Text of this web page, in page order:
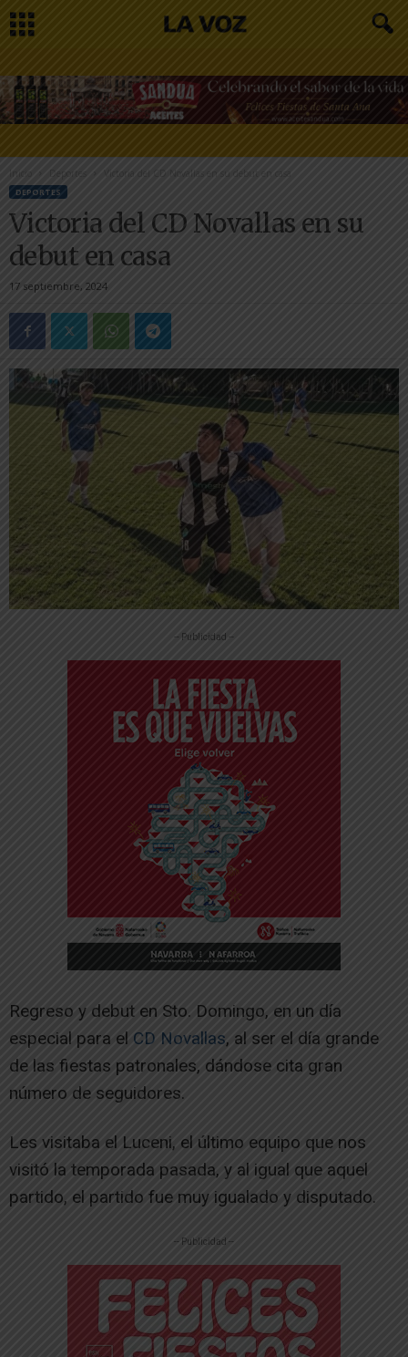
Inicio Victoria del CD Novallas en su debut en casa
DEPORTES
Victoria del CD Novallas en su
debut en casa
17 septiembre, 2024
-- Publicidad --
Regreso y debut en Sto. Domingo, en un día
especial para el CD Novallas, al ser el día grande
de las fiestas patronales, dándose cita gran
número de seguidores.
Les visitaba el Luceni, el último equipo que nos
visitó la temporada pasada, y al igual que aquel
partido, el partido fue muy igualado y disputado.
-- Publicidad --